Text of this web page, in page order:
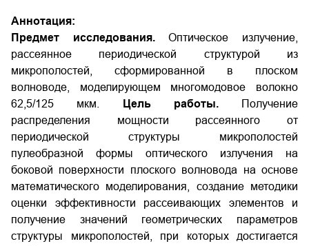
Аннотация:
Предмет исследования.Оптическое излучение,
рассеянное периодической структурой из
микрополостей, сформированной в плоском
волноводе, моделирующем многомодовое волокно
62,5/125 мкм.
Цель работы.Получение
распределения мощности рассеянного от
периодической структуры микрополостей
пулеобразной формы оптического излучения на
боковой поверхности плоского волновода на основе
математического моделирования, создание методики
оценки эффективности рассеивающих элементов и
получение значений геометрических параметров
структуры микрополостей, при которых достигается